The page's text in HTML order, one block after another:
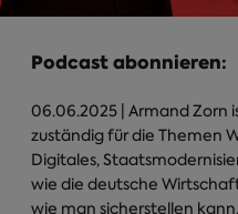
Podcast abonnieren:
06.06.2025 | Armand Zorn
zuständig für die Themen
Digitales,
wie die deutsche
wie man sicherstellen